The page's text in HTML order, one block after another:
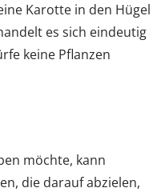
Karotte in den Hügel
es sich eindeutig
keine Pflanzen
möchte, kann
die darauf abzielen,